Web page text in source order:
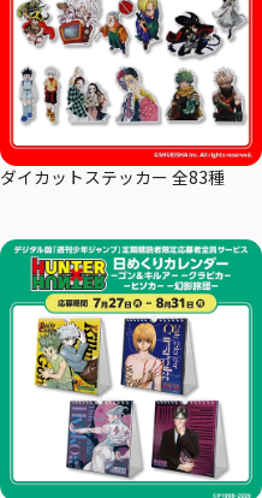
ダイカットステッカー 全83種